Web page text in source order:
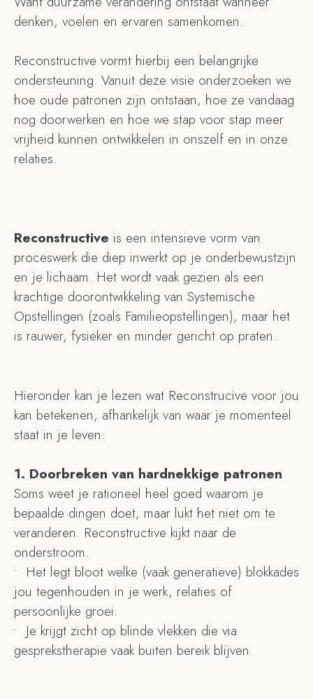
denken, voelen en ervaren samenkomen.
Reconstructive vormt hierbij een belangrijke
ondersteuning. Vanuit deze visie onderzoeken we
hoe oude patronen zijn ontstaan, hoe ze vandaag
nog doorwerken en hoe we stap voor stap meer
vrijheid kunnen ontwikkelen in onszelf en in onze
relaties.
Reconstructive is een intensieve vorm van
proceswerk die diep inwerkt op je onderbewustzijn
en je lichaam. Het wordt vaak gezien als een
krachtige doorontwikkeling van Systemische
Opstellingen (zoals Familieopstellingen), maar het
is rauwer, fysieker en minder gericht op praten.
Hieronder kan je lezen wat Reconstrucive voor jou
kan betekenen, afhankelijk van waar je momenteel
staat in je leven:
1.⁠ ⁠Doorbreken van hardnekkige patronen
Soms weet je rationeel heel goed waarom je
bepaalde dingen doet, maar lukt het niet om te
veranderen. Reconstructive kijkt naar de
onderstroom.
•⁠ ⁠Het legt bloot welke (vaak generatieve) blokkades
jou tegenhouden in je werk, relaties of
persoonlijke groei.
•⁠ ⁠Je krijgt zicht op blinde vlekken die via
gesprekstherapie vaak buiten bereik blijven.